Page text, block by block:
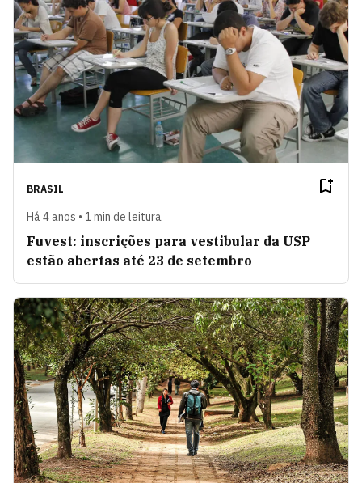
BRASIL
Há 4 anos • 1 min de leitura
Fuvest: inscrições para vestibular da USP
estão abertas até 23 de setembro